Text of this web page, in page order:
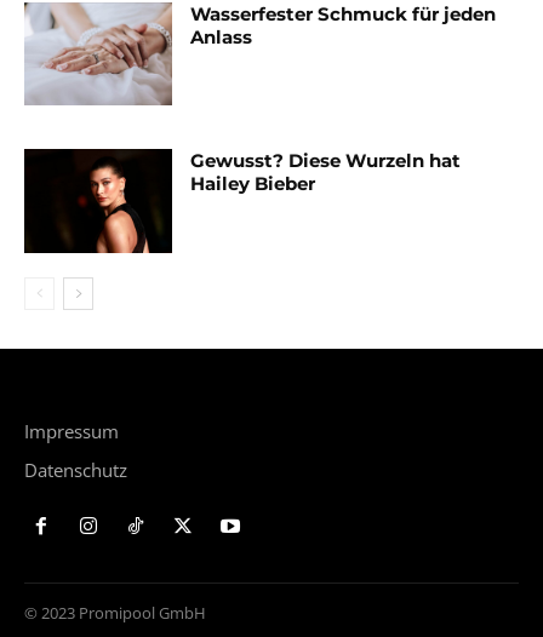
Wasserfester Schmuck für jeden
Anlass
Gewusst? Diese Wurzeln hat
Hailey Bieber
Impressum
Datenschutz
© 2023 Promipool GmbH